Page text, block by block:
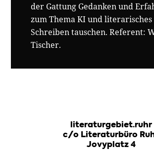
der Gattung Gedanken und
zum Thema KI und literarisches
Schreiben tauschen. Referent:
Tischer.
literaturgebiet.ruhr
c/o Literaturbüro
Jovyplatz 4